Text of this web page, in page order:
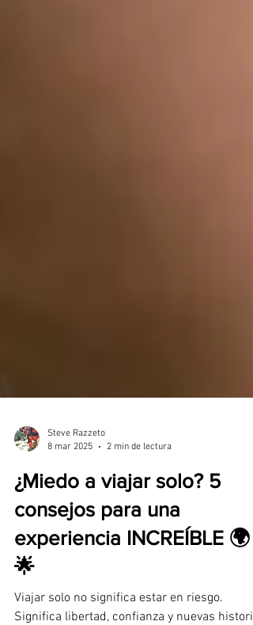
8 mar 2025
2 min de lectura
¿Miedo a viajar solo? 5
consejos para una
experiencia INCREÍBLE 🌍
🌟